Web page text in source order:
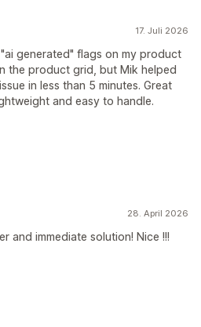
17. Juli 2026
generated" flags on my product
the product grid, but Mik helped
in less than 5 minutes. Great
and easy to handle.
28. April 2026
and immediate solution! Nice !!!